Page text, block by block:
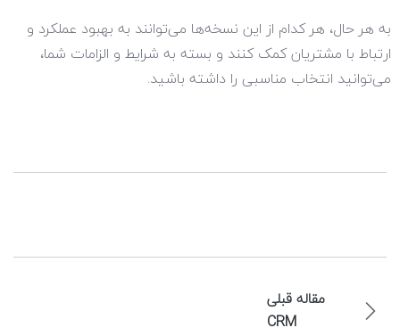
به هر حال، هر کدام از این نسخه‌ها می‌توانند به بهبود عملکرد و
ارتباط با مشتریان کمک کنند و بسته به شرایط و الزامات شما،
می‌توانید انتخاب مناسبی را داشته باشید.
مقاله قبلی
CRM